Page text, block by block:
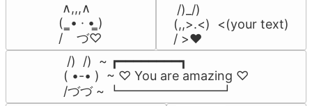
∧,,,∧
(  ̳• · • ̳)
/    づ♡
/)_/)
(,,>.<)  <(your text)
/ >❤️
/)  /)  ~ ┏━━━━━━━━┓
( •-• )  ~ ♡ You are amazing ♡
/づづ ~ ┗━━━━━━━━┛